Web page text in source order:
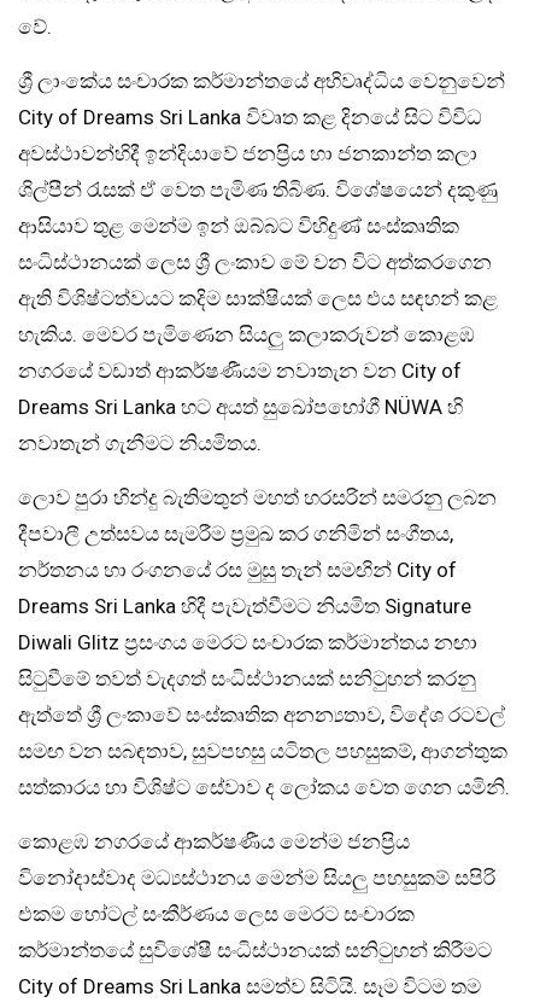
වේ.
ශ්‍රී ලාංකේය සංචාරක කර්මාන්තයේ අභිවෘද්ධිය වෙනුවෙන්
City of Dreams Sri Lanka විවෘත කළ දිනයේ සිට විවිධ
අවස්ථාවන්හිදී ඉන්දියාවේ ජනප්‍රිය හා ජනකාන්ත කලා
ශිල්පීන් රැසක් ඒ වෙත පැමිණ තිබිණ. විශේෂයෙන් දකුණු
ආසියාව තුළ මෙන්ම ඉන් ඔබ්බට විහිදුණ් සංස්කෘතික
සංධිස්ථානයක් ලෙස ශ්‍රී ලංකාව මේ වන විට අත්කරගෙන
ඇති විශිෂ්ටත්වයට කදිම සාක්ෂියක් ලෙස එය සඳහන් කළ
හැකිය. මෙවර පැමිණෙන සියලු කලාකරුවන් කොළඹ
නගරයේ වඩාත් ආකර්ෂණීයම නවාතැන වන City of
Dreams Sri Lanka හට අයත් සුඛෝපභෝගී NÜWA හි
නවාතැන් ගැනීමට නියමිතය.
ලොව පුරා හින්දු බැතිමතුන් මහත් හරසරින් සමරනු ලබන
දීපවාලී උත්සවය සැමරීම ප්‍රමුඛ කර ගනිමින් සංගීතය,
නර්තනය හා රංගනයේ රස මුසු තැන් සමඟින් City of
Dreams Sri Lanka හිදී පැවැත්වීමට නියමිත Signature
Diwali Glitz ප්‍රසංගය මෙරට සංචාරක කර්මාන්තය නඟා
සිටුවීමේ තවත් වැදගත් සංධිස්ථානයක් සනිටුහන් කරනු
ඇත්තේ ශ්‍රී ලංකාවේ සංස්කෘතික අනන්‍යතාව, විදේශ රටවල්
සමඟ වන සබඳතාව, සුවපහසු යටිතල පහසුකම්, ආගන්තුක
සත්කාරය හා විශිෂ්ට සේවාව ද ලෝකය වෙත ගෙන යමිනි.
කොළඹ නගරයේ ආකර්ෂණීය මෙන්ම ජනප්‍රිය
විනෝදාස්වාද මධ්‍යස්ථානය මෙන්ම සියලු පහසුකම් සපිරි
එකම හෝටල් සංකීර්ණය ලෙස මෙරට සංචාරක
කර්මාන්තයේ සුවිශේෂී සංධිස්ථානයක් සනිටුහන් කිරීමට
City of Dreams Sri Lanka සමත්ව සිටියි. සෑම විටම තම